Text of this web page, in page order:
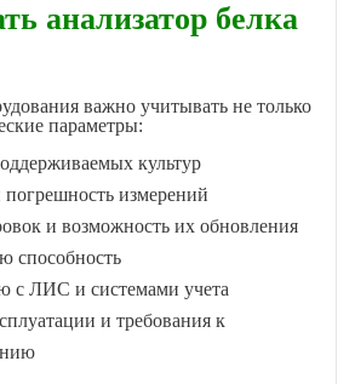
анализатор белка
важно учитывать не только
параметры:
культур
погрешность измерений
и возможность их обновления
способность
с ЛИС и системами учета
и требования к